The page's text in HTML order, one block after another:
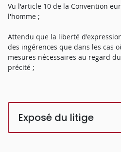
Vu l'article 10 de la Convention
l'homme ;
Attendu que la liberté
des ingérences que dans les cas
mesures nécessaires au regard
précité ;
Exposé du litige